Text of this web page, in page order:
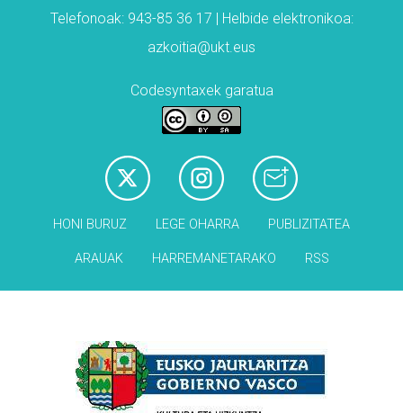
Telefonoak: 943-85 36 17 | Helbide elektronikoa:
azkoitia@ukt.eus
Codesyntaxek garatua
HONI BURUZ LEGE OHARRA PUBLIZITATEA
ARAUAK HARREMANETARAKO RSS